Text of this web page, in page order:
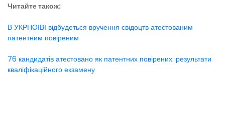
Читайте також:
В УКРНОІВІ відбудеться вручення свідоцтв атестованим
патентним повіреним
76 кандидатів атестовано як патентних повірених: результати
кваліфікаційного екзамену